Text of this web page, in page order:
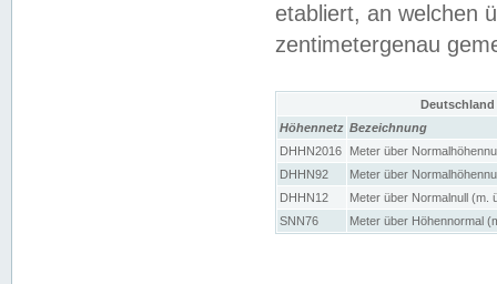
etabliert, an welchen
zentimetergenau
Höhennetz Bezeichnung
DHHN2016
Meter über
DHHN92
Meter über
DHHN12
Meter über Normalnull (m.
SNN76
Meter über Höhennormal